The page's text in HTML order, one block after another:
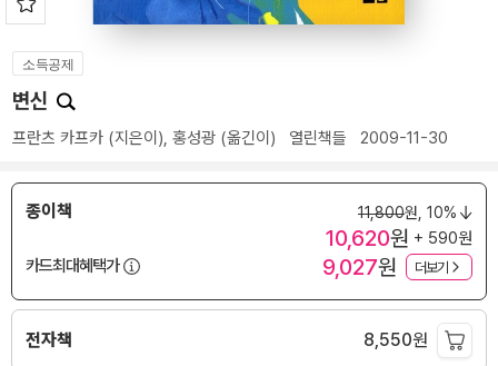
소득공제
변신
프란츠 카프카 (지은이), 홍성광 (옮긴이) 열린책들 2009-11-30
종이책 11,800원, 10%
10,620원 + 590원
카드최대혜택가
9,027원 더보기
전자책 8,550원